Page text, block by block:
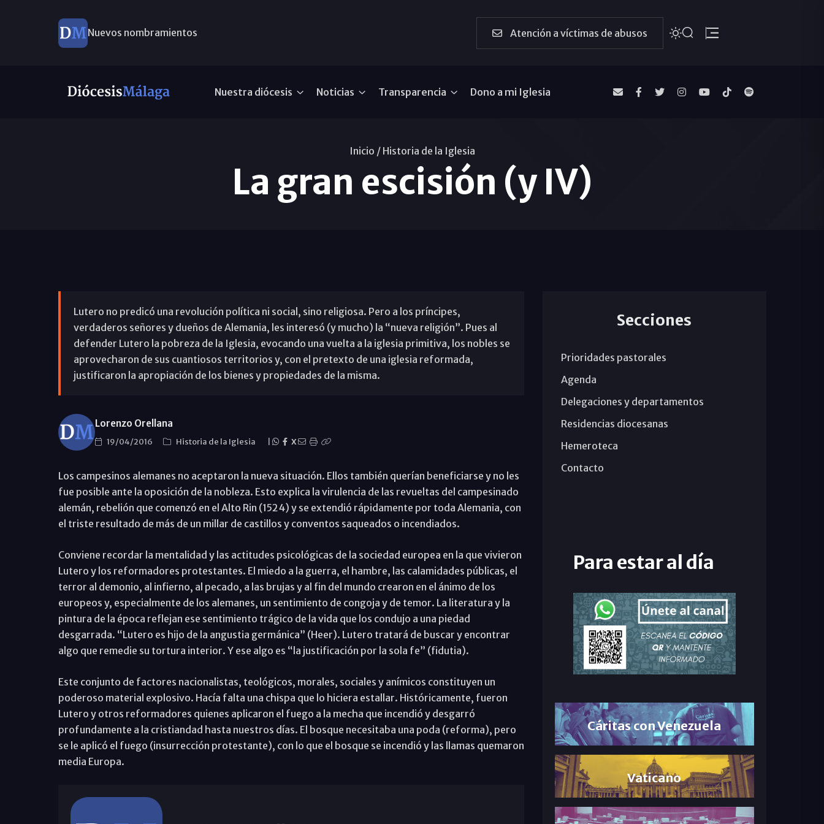
Nuevos nombramientos Atención a víctimas de abusos
Nuestra diócesis Noticias Transparencia Dono a mi Iglesia
Inicio / Historia de la Iglesia
La gran escisión (y IV)
Lutero no predicó una revolución política ni social, sino religiosa. Pero a los príncipes,
verdaderos señores y dueños de Alemania, les interesó (y mucho) la “nueva religión”. Pues al
defender Lutero la pobreza de la Iglesia, evocando una vuelta a la iglesia primitiva, los nobles se
aprovecharon de sus cuantiosos territorios y, con el pretexto de una iglesia reformada,
justificaron la apropiación de los bienes y propiedades de la misma.
Lorenzo Orellana
19/04/2016 Historia de la Iglesia X
Los campesinos alemanes no aceptaron la nueva situación. Ellos también querían beneficiarse y no les
fue posible ante la oposición de la nobleza. Esto explica la virulencia de las revueltas del campesinado
alemán, rebelión que comenzó en el Alto Rin (1524) y se extendió rápidamente por toda Alemania, con
el triste resultado de más de un millar de castillos y conventos saqueados o incendiados.
Conviene recordar la mentalidad y las actitudes psicológicas de la sociedad europea en la que vivieron
Lutero y los reformadores protestantes. El miedo a la guerra, el hambre, las calamidades públicas, el
terror al demonio, al infierno, al pecado, a las brujas y al fin del mundo crearon en el ánimo de los
europeos y, especialmente de los alemanes, un sentimiento de congoja y de temor. La literatura y la
pintura de la época reflejan ese sentimiento trágico de la vida que los condujo a una piedad
desgarrada. “Lutero es hijo de la angustia germánica” (Heer). Lutero tratará de buscar y encontrar
algo que remedie su tortura interior. Y ese algo es “la justificación por la sola fe” (fidutia).
Este conjunto de factores nacionalistas, teológicos, morales, sociales y anímicos constituyen un
poderoso material explosivo. Hacía falta una chispa que lo hiciera estallar. Históricamente, fueron
Lutero y otros reformadores quienes aplicaron el fuego a la mecha que incendió y desgarró
profundamente a la cristiandad hasta nuestros días. El bosque necesitaba una poda (reforma), pero
se le aplicó el fuego (insurrección protestante), con lo que el bosque se incendió y las llamas quemaron
media Europa.
Secciones
Prioridades pastorales
Agenda
Delegaciones y departamentos
Residencias diocesanas
Hemeroteca
Contacto
Para estar al día
Cáritas con Venezuela
Vaticano